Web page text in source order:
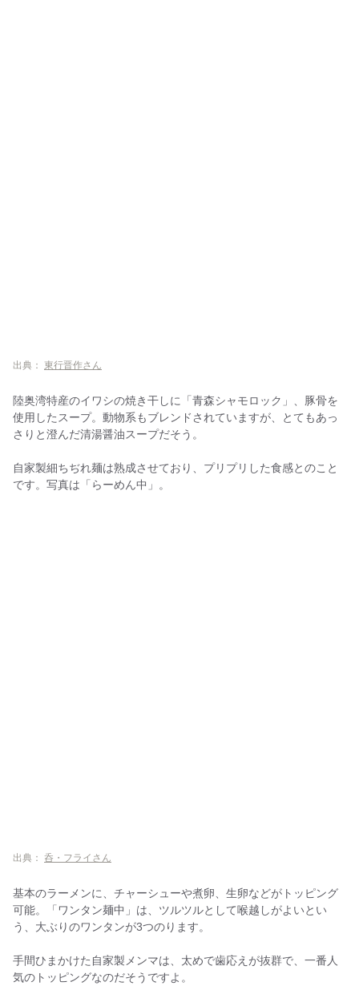
出典： 東行晋作さん
陸奥湾特産のイワシの焼き干しに「青森シャモロック」、豚骨を
使用したスープ。動物系もブレンドされていますが、とてもあっ
さりと澄んだ清湯醤油スープだそう。
自家製細ちぢれ麺は熟成させており、プリプリした食感とのこと
です。写真は「らーめん中」。
出典： 呑・フライさん
基本のラーメンに、チャーシューや煮卵、生卵などがトッピング
可能。「ワンタン麺中」は、ツルツルとして喉越しがよいとい
う、大ぶりのワンタンが3つのります。
手間ひまかけた自家製メンマは、太めで歯応えが抜群で、一番人
気のトッピングなのだそうですよ。